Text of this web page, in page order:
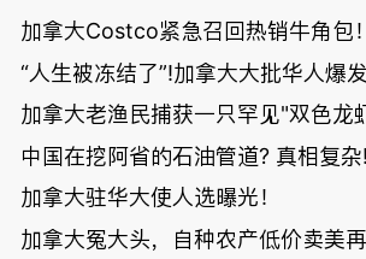
加拿大Costco紧急召回热销牛角包！
“人生被冻结了”!加拿大大批华人爆发
加拿大老渔民捕获一只罕见"双色龙
中国在挖阿省的石油管道? 真相复杂!
加拿大驻华大使人选曝光！
加拿大冤大头，自种农产低价卖美再